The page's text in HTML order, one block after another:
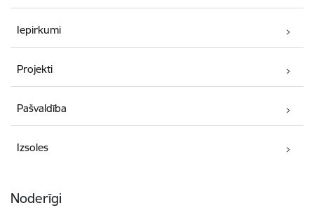
Iepirkumi
Projekti
Pašvaldība
Izsoles
Noderīgi